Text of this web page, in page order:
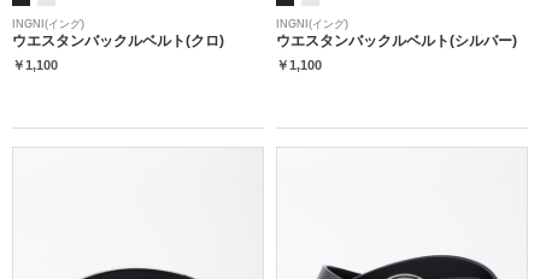
INGNI(イング)
ウエスタンバックルベルト(クロ)
￥1,100
INGNI(イング)
ウエスタンバックルベルト(シルバー)
￥1,100